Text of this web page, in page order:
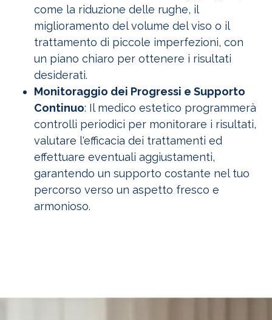
come la riduzione delle rughe, il
miglioramento del volume del viso o il
trattamento di piccole imperfezioni, con
un piano chiaro per ottenere i risultati
desiderati.
Monitoraggio dei Progressi e Supporto
Continuo: Il medico estetico programmerà
controlli periodici per monitorare i risultati,
valutare l'efficacia dei trattamenti ed
effettuare eventuali aggiustamenti,
garantendo un supporto costante nel tuo
percorso verso un aspetto fresco e
armonioso.